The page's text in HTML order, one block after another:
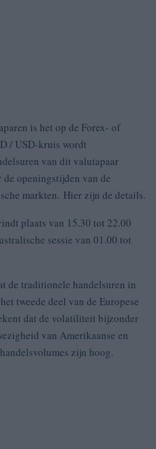
is het op de Forex- of
/ USD-kruis wordt
van dit valutapaar
openingstijden van de
markten. Hier zijn de details.
plaats van 15.30 tot 22.00
sessie van 01.00 tot
de traditionele handelsuren in
tweede deel van de Europese
dat de volatiliteit bijzonder
van Amerikaanse en
zijn hoog.